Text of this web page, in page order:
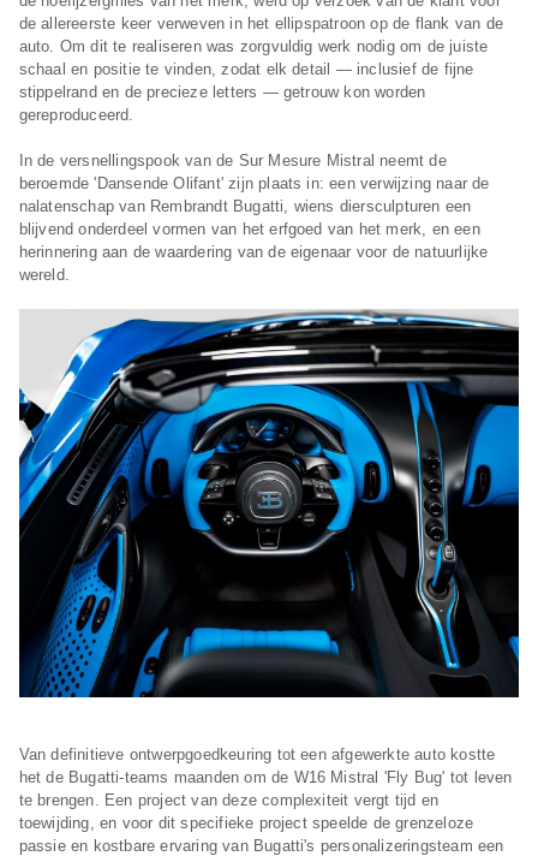
de allereerste keer verweven in het ellipspatroon op de flank van de
auto. Om dit te realiseren was zorgvuldig werk nodig om de juiste
schaal en positie te vinden, zodat elk detail — inclusief de fijne
stippelrand en de precieze letters — getrouw kon worden
gereproduceerd.
In de versnellingspook van de Sur Mesure Mistral neemt de
beroemde 'Dansende Olifant' zijn plaats in: een verwijzing naar de
nalatenschap van Rembrandt Bugatti, wiens diersculpturen een
blijvend onderdeel vormen van het erfgoed van het merk, en een
herinnering aan de waardering van de eigenaar voor de natuurlijke
wereld.
Van definitieve ontwerpgoedkeuring tot een afgewerkte auto kostte
het de Bugatti-teams maanden om de W16 Mistral 'Fly Bug' tot leven
te brengen. Een project van deze complexiteit vergt tijd en
toewijding, en voor dit specifieke project speelde de grenzeloze
passie en kostbare ervaring van Bugatti's personalizeringsteam een